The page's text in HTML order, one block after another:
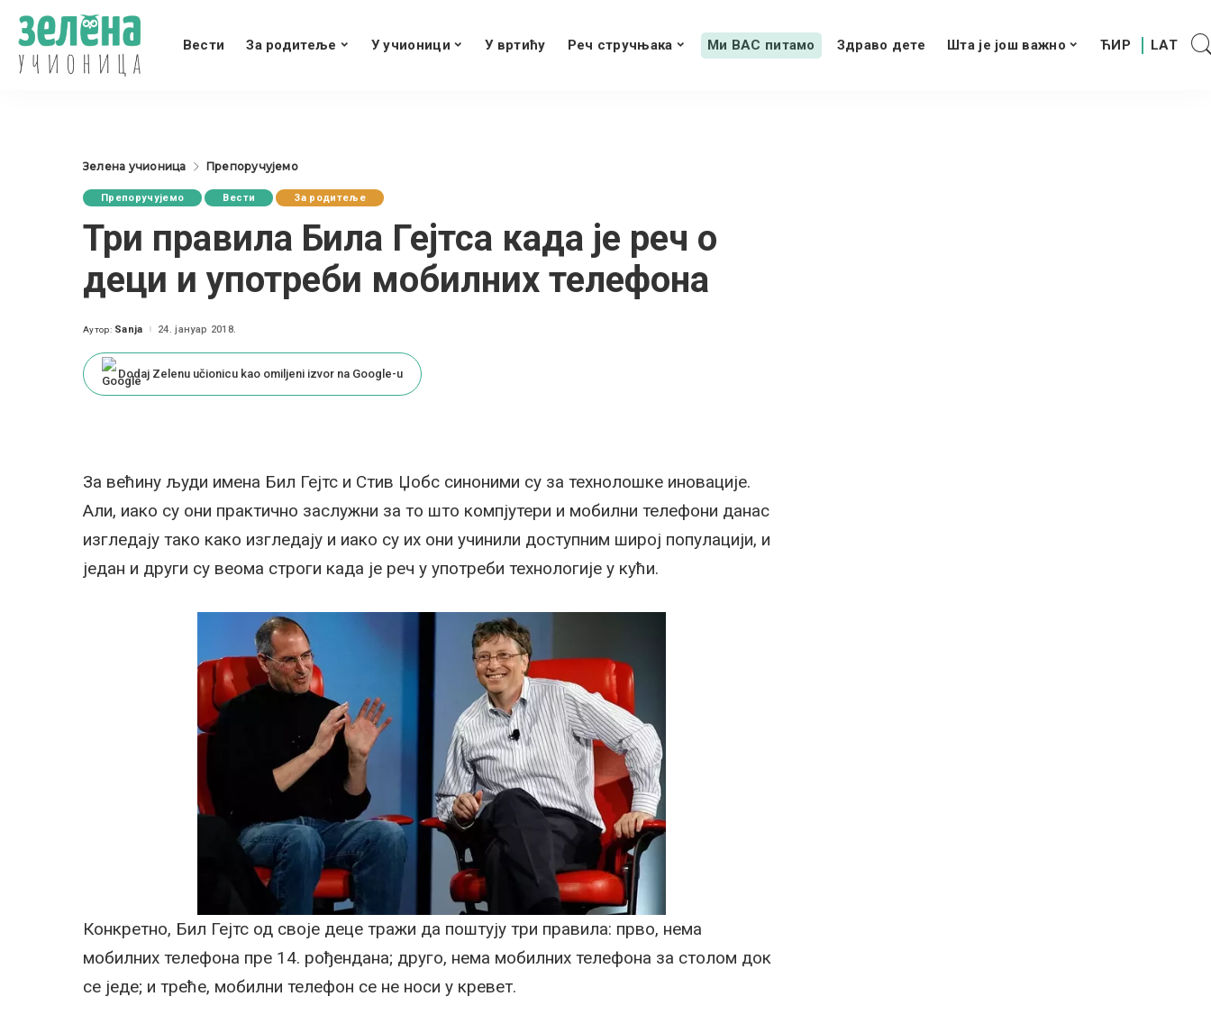
Вести За родитеље У учионици У вртићу Реч стручњака Ми ВАС питамо Здраво дете Шта је још важно
Зелена учионица Препоручујемо
Препоручујемо Вести За родитеље
Три правила Била Гејтса када је реч о
деци и употреби мобилних телефона
Posted
Аутор: Sanja 24. јануар 2018.
Dodaj Zelenu učionicu kao omiljeni izvor na Google-u
За већину људи имена Бил Гејтс и Стив Џобс синоними су за технолошке иновације.
Али, иако су они практично заслужни за то што компјутери и мобилни телефони данас
изгледају тако како изгледају и иако су их они учинили доступним широј популацији, и
један и други су веома строги када је реч у употреби технологије у кући.
Конкретно, Бил Гејтс од своје деце тражи да поштују три правила: прво, нема
мобилних телефона пре 14. рођендана; друго, нема мобилних телефона за столом док
се једе; и треће, мобилни телефон се не носи у кревет.